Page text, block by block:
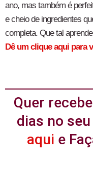
ano, mas também é
e cheio de ingredientes
completa. Que tal
Dê um clique aqui para
Quer
dias no
aqui e